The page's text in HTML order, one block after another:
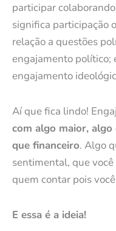
participar
significa participação
relação a questões
engajamento político;
engajamento
Aí que fica lindo!
com algo maior,
que financeiro. Algo
sentimental, que
quem contar pois
E essa é a ideia!